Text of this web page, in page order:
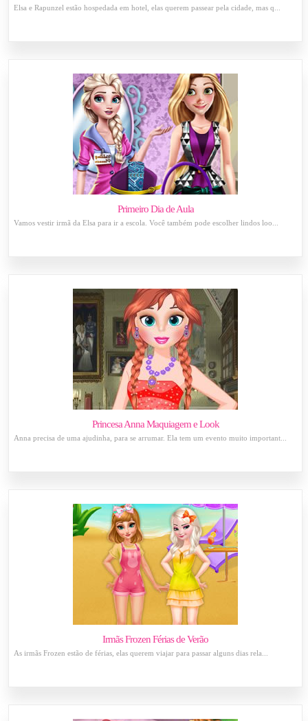
Elsa e Rapunzel estão hospedada em hotel, elas querem passear pela cidade, mas q...
Primeiro Dia de Aula
Vamos vestir irmã da Elsa para ir a escola. Você também pode escolher lindos loo...
Princesa Anna Maquiagem e Look
Anna precisa de uma ajudinha, para se arrumar. Ela tem um evento muito important...
Irmãs Frozen Férias de Verão
As irmãs Frozen estão de férias, elas querem viajar para passar alguns dias rela...